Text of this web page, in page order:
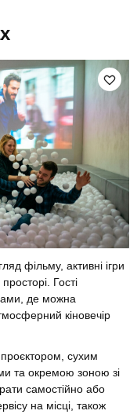
фільму, активні ігри
Гості
де можна
кіновечір
проєктором, сухим
та окремою зоною зі
самостійно або
на місці, також